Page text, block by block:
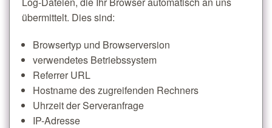
übermittelt. Dies sind:
Browsertyp und Browserversion
verwendetes Betriebssystem
Referrer URL
Hostname des zugreifenden Rechners
Uhrzeit der Serveranfrage
IP-Adresse